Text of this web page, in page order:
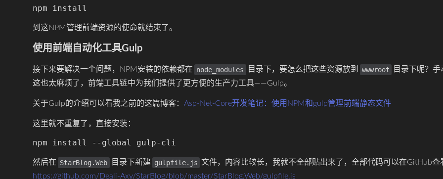
到这NPM管理前端资源的使命就结束了。
使用前端自动化工具Gulp
接下来要解决一个问题，NPM安装的依赖都在 node_modules 目录下，要怎么把这些资源放到 wwwroot
目录下呢？手
这也太麻烦了，前端工具链中为我们提供了更方便的生产力工具——Gulp。
关于Gulp的介绍可以看我之前的这篇博客： Asp-Net-Core开发笔记：使用NPM和gulp管理前端静态文件
这里就不重复了，直接安装：
然后在 StarBlog.Web 目录下新建 gulpfile.js 文件，内容比较长，我就不全部贴出来了，全部代码可以在GitHub查
https://github.com/Deali-Axy/StarBlog/blob/master/StarBlog.Web/gulpfile.js